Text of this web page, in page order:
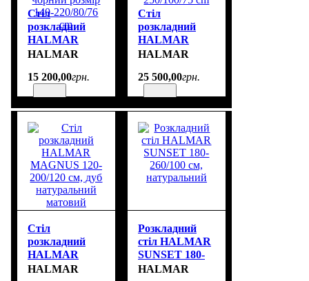
Стіл
розкладний
HALMAR
TIAGO 140-
стільниця дуб
cm
HALMAR
15 200,00грн.
Стіл
розкладний
HALMAR
PERONI 100-
гікорі -
HALMAR
25 500,00грн.
Стіл
розкладний
HALMAR
MAGNUS 120-
HALMAR
Розкладний
стіл HALMAR
SUNSET 180-
260/100 см,
HALMAR